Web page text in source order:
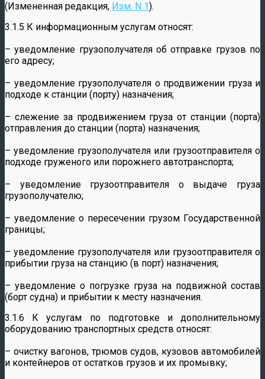
(Измененная редакция, Изм. N 1).
3.1.5 К информационным услугам относят:
– уведомление грузополучателя об отправке грузов по
его адресу;
– уведомление грузополучателя о продвижении груза и
подходе к станции (порту) назначения;
– слежение за продвижением груза от станции (порта)
отправления до станции (порта) назначения;
– уведомление грузополучателя или грузоотправителя о
подходе груженого или порожнего автотранспорта;
– уведомление грузоотправителя о выдаче груза
грузополучателю;
– уведомление о пересечении грузом Государственной
границы;
– уведомление грузополучателя или грузоотправителя о
прибытии груза на станцию (в порт) назначения;
– уведомление о погрузке груза на подвижной состав
(борт судна) и прибытии к месту назначения.
3.1.6 К услугам по подготовке и дополнительному
оборудованию транспортных средств относят:
– очистку вагонов, трюмов судов, кузовов автомобилей
и контейнеров от остатков грузов и их промывку;